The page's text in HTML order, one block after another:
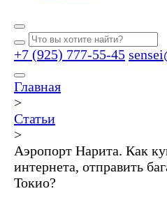
+7 (925) 777-55-45
Главная
>
Статьи
>
Аэропорт Нарита. Как
интернета, отправить
Токио?